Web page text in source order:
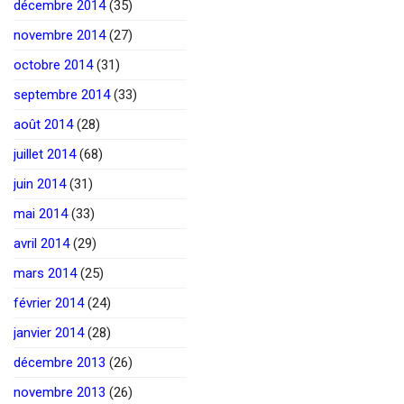
décembre 2014(35)
novembre 2014(27)
octobre 2014(31)
septembre 2014(33)
août 2014(28)
juillet 2014(68)
juin 2014(31)
mai 2014(33)
avril 2014(29)
mars 2014(25)
février 2014(24)
janvier 2014(28)
décembre 2013 (26)
novembre 2013 (26)